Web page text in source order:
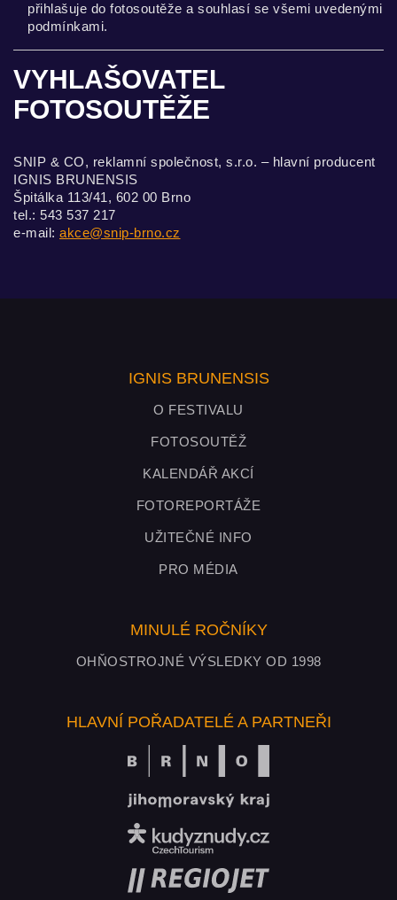
přihlašuje do fotosoutěže a souhlasí se všemi uvedenými
podmínkami.
VYHLAŠOVATEL
FOTOSOUTĚŽE
SNIP & CO, reklamní společnost, s.r.o. – hlavní producent
IGNIS BRUNENSIS
Špitálka 113/41, 602 00 Brno
tel.: 543 537 217
e-mail: akce@snip-brno.cz
IGNIS BRUNENSIS
O FESTIVALU
FOTOSOUTĚŽ
KALENDÁŘ AKCÍ
FOTOREPORTÁŽE
UŽITEČNÉ INFO
PRO MÉDIA
MINULÉ ROČNÍKY
OHŇOSTROJNÉ VÝSLEDKY OD 1998
HLAVNÍ POŘADATELÉ A PARTNEŘI